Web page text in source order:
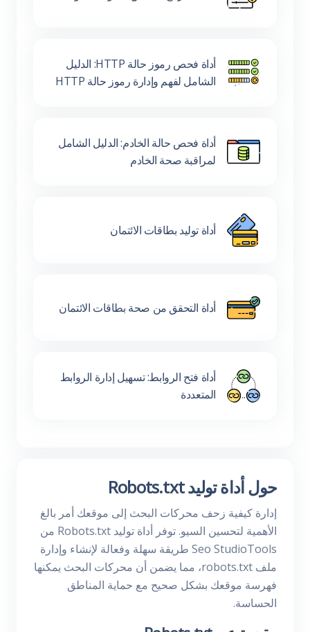
أداة فحص رموز حالة HTTP: الدليل
الشامل لفهم وإدارة رموز حالة HTTP
أداة فحص حالة الخادم: الدليل الشامل
لمراقبة صحة الخادم
أداة توليد بطاقات الائتمان
أداة التحقق من صحة بطاقات الائتمان
أداة فتح الروابط: تسهيل إدارة الروابط
المتعددة
حول أداة توليد Robots.txt
إدارة كيفية زحف محركات البحث إلى موقعك أمر بالغ
الأهمية لتحسين السيو. توفر أداة توليد Robots.txt من
Seo StudioTools طريقة سهلة وفعالة لإنشاء وإدارة
ملف robots.txt، مما يضمن أن محركات البحث يمكنها
فهرسة موقعك بشكل صحيح مع حماية المناطق
الحساسة.